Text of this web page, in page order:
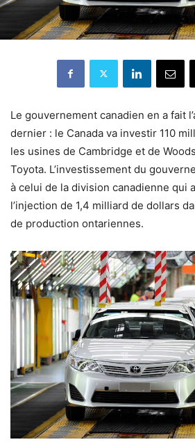
Le gouvernement canadien en a fait
dernier : le Canada va investir 110
les usines de Cambridge et de
Toyota. L’investissement du
à celui de la division canadienne qui
l’injection de 1,4 milliard de dollars
de production ontariennes.